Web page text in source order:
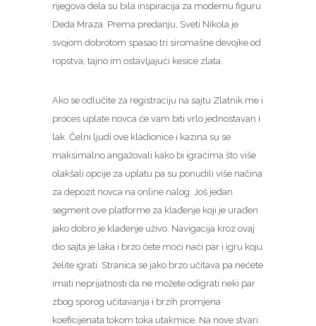
njegova dela su bila inspiracija za modernu figuru
Deda Mraza. Prema predanju, Sveti Nikola je
svojom dobrotom spasao tri siromašne devojke od
ropstva, tajno im ostavljajući kesice zlata.
Ako se odlučite za registraciju na sajtu Zlatnik.me i
proces uplate novca će vam biti vrlo jednostavan i
lak. Čelni ljudi ove kladionice i kazina su se
maksimalno angažovali kako bi igračima što više
olakšali opcije za uplatu pa su ponudili više načina
za depozit novca na online nalog. Još jedan
segment ove platforme za klađenje koji je urađen
jako dobro je klađenje uživo. Navigacija kroz ovaj
dio sajta je laka i brzo ćete moći naći par i igru koju
želite igrati. Stranica se jako brzo učitava pa nećete
imati neprijatnosti da ne možete odigrati neki par
zbog sporog učitavanja i brzih promjena
koeficijenata tokom toka utakmice. Na nove stvari